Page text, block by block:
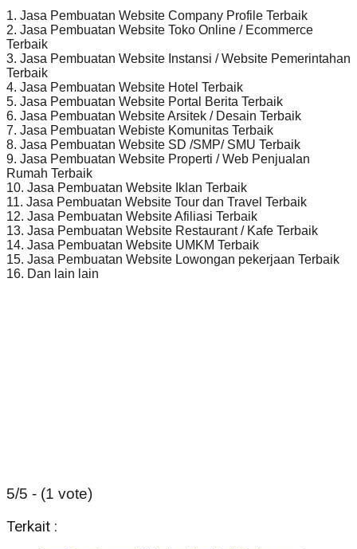
1. Jasa Pembuatan Website Company Profile Terbaik
2. Jasa Pembuatan Website Toko Online / Ecommerce
Terbaik
3. Jasa Pembuatan Website Instansi / Website Pemerintahan
Terbaik
4. Jasa Pembuatan Website Hotel Terbaik
5. Jasa Pembuatan Website Portal Berita Terbaik
6. Jasa Pembuatan Website Arsitek / Desain Terbaik
7. Jasa Pembuatan Webiste Komunitas Terbaik
8. Jasa Pembuatan Website SD /SMP/ SMU Terbaik
9. Jasa Pembuatan Website Properti / Web Penjualan
Rumah Terbaik
10. Jasa Pembuatan Website Iklan Terbaik
11. Jasa Pembuatan Website Tour dan Travel Terbaik
12. Jasa Pembuatan Website Afiliasi Terbaik
13. Jasa Pembuatan Website Restaurant / Kafe Terbaik
14. Jasa Pembuatan Website UMKM Terbaik
15. Jasa Pembuatan Website Lowongan pekerjaan Terbaik
16. Dan lain lain
5/5 - (1 vote)
Terkait :